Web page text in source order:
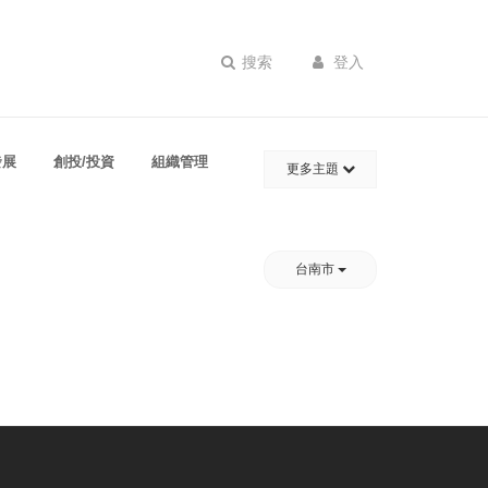
搜索 登入
創投/投資 組織管理 更多主題
台南市